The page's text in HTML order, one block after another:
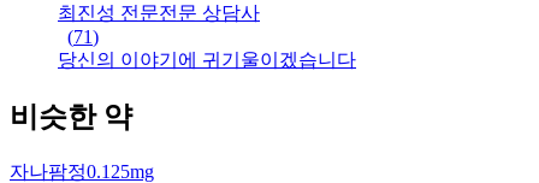
최진성 전문전문 상담사
(71)
당신의 이야기에 귀기울이겠습니다
비슷한 약
자나팜정0.125mg